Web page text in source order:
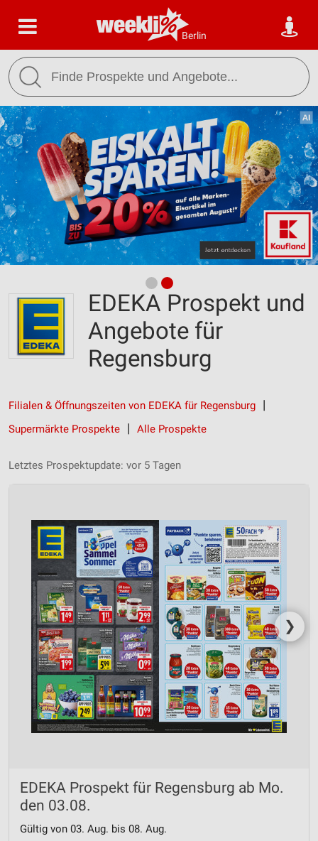
Berlin
EDEKA Prospekt und
Angebote für
Regensburg
Filialen & Öffnungszeiten von EDEKA für Regensburg
Supermärkte Prospekte
Alle Prospekte
Letztes Prospektupdate: vor 5 Tagen
❯
EDEKA Prospekt für Regensburg ab Mo.
den 03.08.
Gültig von 03. Aug. bis 08. Aug.